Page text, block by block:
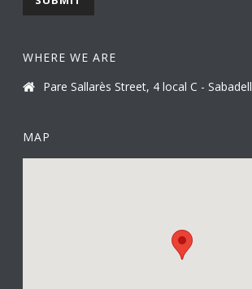
WHERE WE ARE
Pare Sallarès Street, 4 local C - Sabadell
MAP